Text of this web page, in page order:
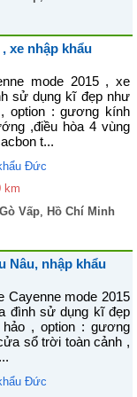
xe nhập khẩu
mode 2015 , xe
sử dụng kĩ đẹp như
option : gương kính
,điều hòa 4 vùng
t...
Đức
km
Vấp, Hồ Chí Minh
Nâu, nhập khẩu
Cayenne mode 2015
đình sử dụng kĩ đẹp
, option : gương
sổ trời toàn cảnh ,
Đức